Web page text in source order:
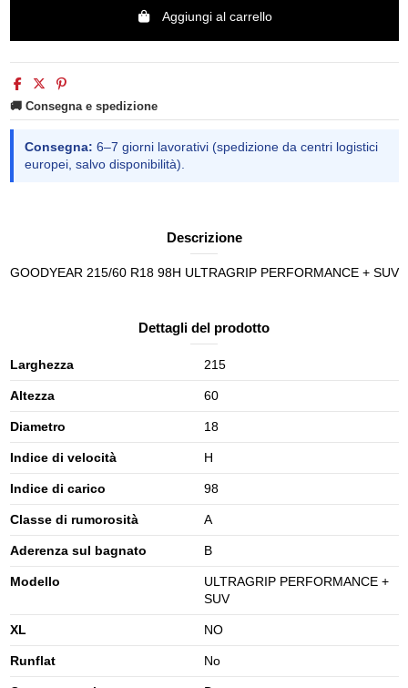
Aggiungi al carrello
🚚 Consegna e spedizione
Consegna: 6–7 giorni lavorativi (spedizione da centri logistici
europei, salvo disponibilità).
Descrizione
GOODYEAR 215/60 R18 98H ULTRAGRIP PERFORMANCE + SUV
Dettagli del prodotto
Larghezza 215
Altezza 60
Diametro 18
Indice di velocità H
Indice di carico 98
Classe di rumorosità A
Aderenza sul bagnato B
Modello
ULTRAGRIP PERFORMANCE +
SUV
XL NO
Runflat No